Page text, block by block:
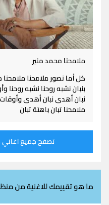
ملامحنا محمد منير
كل أما نصور ملامحنا
بنبان نشبه روحنا نشبه
نبان أهدى نبان أهدى
ملامحنا تبان باهتة تبان
تصفح جميع اغاني محمد
ما هو تقييمك للاغنية من